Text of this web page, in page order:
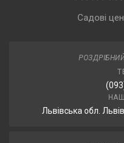
Садові
Львівська обл.